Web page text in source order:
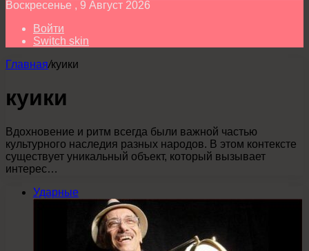
Воскресенье , 9 Август 2026
Войти
Switch skin
Главная/куики
куики
Вдохновение и ритм всегда были важной частью
культурного наследия разных народов. В этом контексте
существует уникальный объект, который вызывает
интерес…
Ударные